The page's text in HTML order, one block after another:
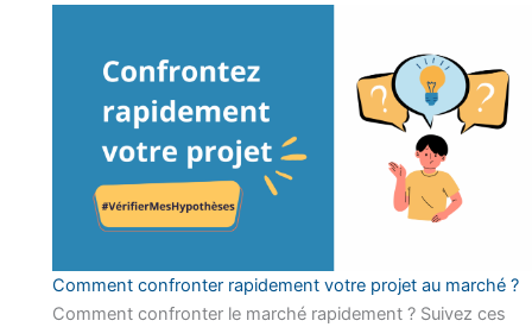
Comment confronter rapidement votre projet au marché ?
Comment confronter le marché rapidement ? Suivez ces